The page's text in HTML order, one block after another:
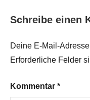
Schreibe einen
Deine E-Mail-
Erforderliche Felder
Kommentar *